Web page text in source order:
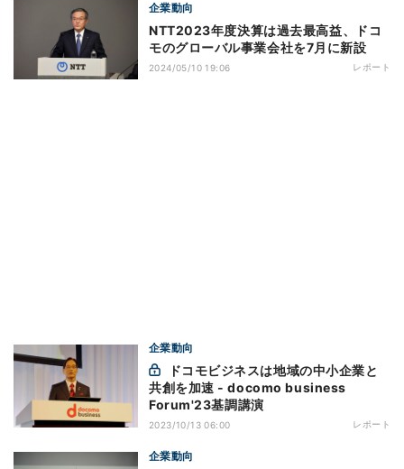
企業動向
NTT2023年度決算は過去最高益、ドコ
モのグローバル事業会社を7月に新設
2024/05/10 19:06 レポート
企業動向
共創を加速 - docomo business
Forum'23基調講演
2023/10/13 06:00 レポート
企業動向